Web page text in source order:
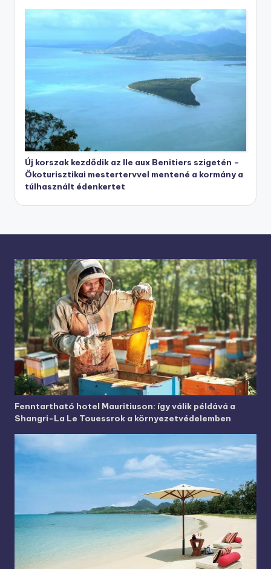
Új korszak kezdődik az Ile aux Benitiers szigetén –
Ökoturisztikai mestertervvel mentené a kormány a
túlhasznált édenkertet
Fenntartható hotel Mauritiuson: így válik példává a
Shangri-La Le Touessrok a környezetvédelemben